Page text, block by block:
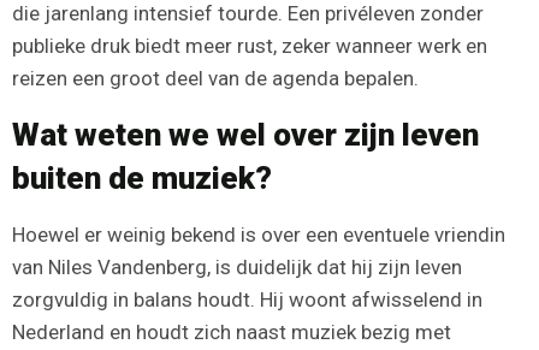
die jarenlang intensief tourde. Een privéleven zonder
publieke druk biedt meer rust, zeker wanneer werk en
reizen een groot deel van de agenda bepalen.
Wat weten we wel over zijn leven
buiten de muziek?
Hoewel er weinig bekend is over een eventuele vriendin
van Niles Vandenberg, is duidelijk dat hij zijn leven
zorgvuldig in balans houdt. Hij woont afwisselend in
Nederland en houdt zich naast muziek bezig met